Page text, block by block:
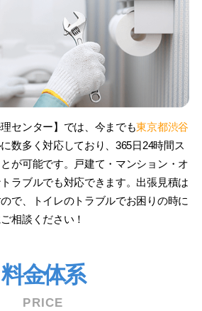
理センター】では、今までも東京都渋谷
数多く対応しており、365日24時間ス
が可能です。戸建て・マンション・オ
ラブルでも対応できます。出張見積は
で、トイレのトラブルでお困りの時に
相談ください！
料金体系
PRICE